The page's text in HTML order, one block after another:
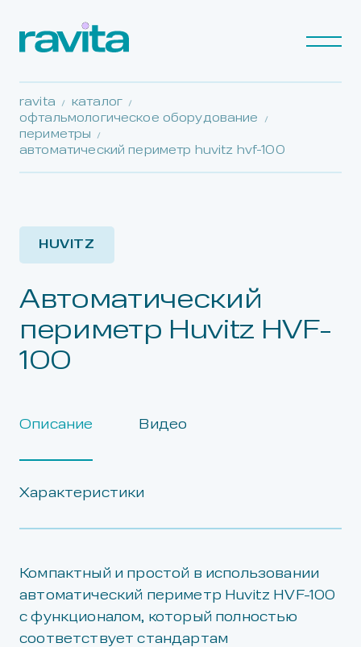
ravita
каталог
офтальмологическое оборудование
периметры
автоматический периметр huvitz hvf-100
HUVITZ
Автоматический
периметр Huvitz HVF-
100
Описание Видео
Характеристики
Компактный и простой в использовании
автоматический периметр Huvitz HVF-100
с функционалом, который полностью
соответствует стандартам